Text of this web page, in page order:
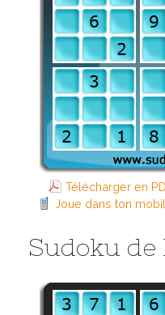
Télécharger en
Joue dans ton
Sudoku de